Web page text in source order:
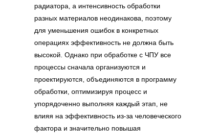
радиатора, а интенсивность обработки
разных материалов неодинакова, поэтому
для уменьшения ошибок в конкретных
операциях эффективность не должна быть
высокой. Однако при обработке с ЧПУ все
процессы сначала организуются и
проектируются, объединяются в программу
обработки, оптимизируя процесс и
упорядоченно выполняя каждый этап, не
влияя на эффективность из-за человеческого
фактора и значительно повышая